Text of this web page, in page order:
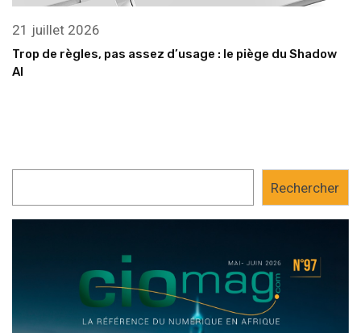
21 juillet 2026
Trop de règles, pas assez d’usage : le piège du Shadow
AI
Rechercher